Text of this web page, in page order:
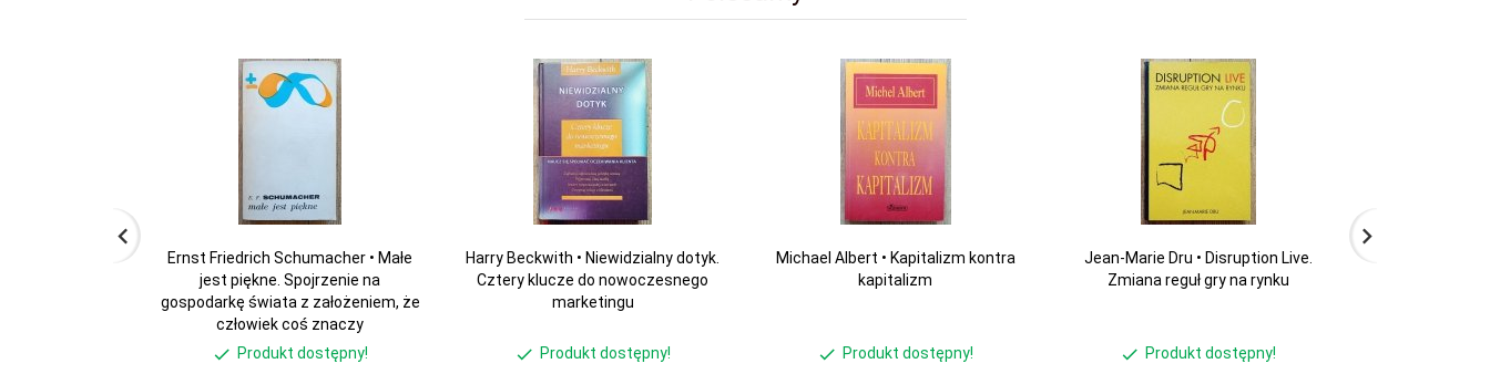
Ernst Friedrich Schumacher • Małe
jest piękne. Spojrzenie na
gospodarkę świata z założeniem, że
człowiek coś znaczy
Produkt dostępny!
Harry Beckwith • Niewidzialny dotyk.
Cztery klucze do nowoczesnego
marketingu
Produkt dostępny!
Michael Albert • Kapitalizm kontra
kapitalizm
Produkt dostępny!
Jean-Marie Dru • Disruption Live.
Zmiana reguł gry na rynku
Produkt dostępny!